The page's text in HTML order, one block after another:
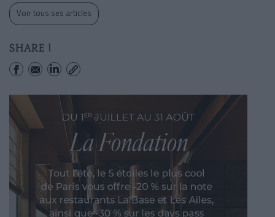
Voir tous ses articles
SHARE !